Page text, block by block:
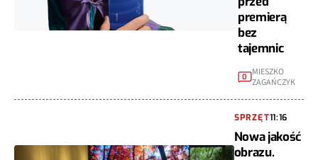
premierą
bez
tajemnic
0 MIESZKO
ZAGAŃCZYK
SPRZĘT11:16
Nowa jakość
obrazu.